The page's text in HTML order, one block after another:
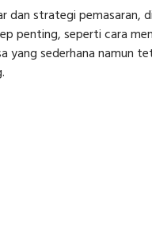
dan strategi pemasaran,
penting, seperti cara
yang sederhana namun